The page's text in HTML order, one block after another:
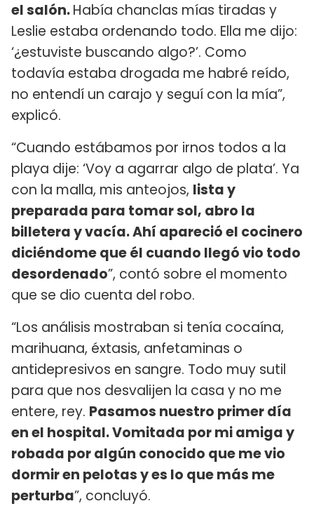
el salón.Había chanclas mías tiradas y
Leslie estaba ordenando todo. Ella me dijo:
‘¿estuviste buscando algo?’. Como
todavía estaba drogada me habré reído,
no entendí un carajo y seguí con la mía”,
explicó.
“Cuando estábamos por irnos todos a la
playa dije: ‘Voy a agarrar algo de plata’. Ya
con la malla, mis anteojos, lista y
preparada para tomar sol, abro la
billetera y vacía. Ahí apareció el cocinero
diciéndome que él cuando llegó vio todo
desordenado”, contó sobre el momento
que se dio cuenta del robo.
“Los análisis mostraban si tenía cocaína,
marihuana, éxtasis, anfetaminas o
antidepresivos en sangre. Todo muy sutil
para que nos desvalijen la casa y no me
entere, rey. Pasamos nuestro primer día
en el hospital. Vomitada por mi amiga y
robada por algún conocido que me vio
dormir en pelotas y es lo que más me
perturba”, concluyó.